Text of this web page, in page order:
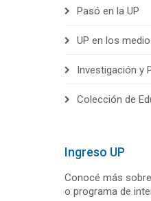
Pasó en la UP
UP en los
Investigación y
Colección de
Ingreso UP
Conocé más
o programa de